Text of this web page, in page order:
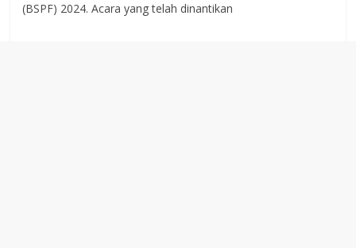
(BSPF) 2024. Acara yang telah dinantikan